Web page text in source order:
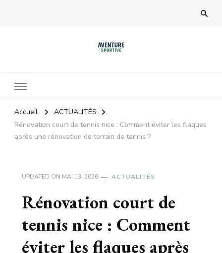
Accueil
ACTUALITÉS
Rénovation court de tennis nice : Comment éviter les flaques
après une rénovation de terrain de tennis ?
UPDATED ON MAI 13, 2026 ACTUALITÉS
Rénovation court de
tennis nice : Comment
éviter les flaques après